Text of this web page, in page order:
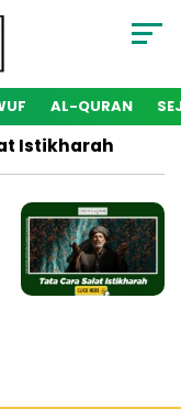
AL-QURAN
Istikharah